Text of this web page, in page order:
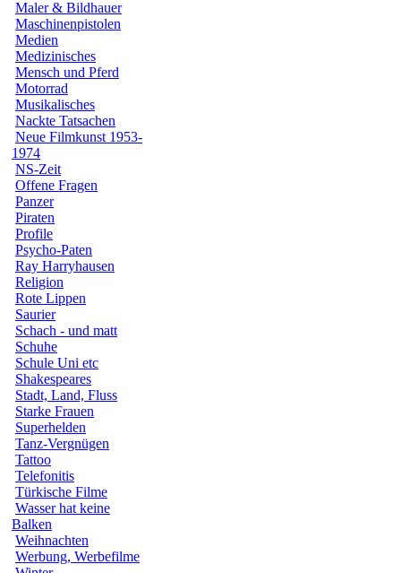
Maler & Bildhauer
Maschinenpistolen
Medien
Medizinisches
Mensch und Pferd
Motorrad
Musikalisches
Nackte Tatsachen
Neue Filmkunst 1953-
1974
NS-Zeit
Offene Fragen
Panzer
Piraten
Profile
Psycho-Paten
Ray Harryhausen
Religion
Rote Lippen
Saurier
Schach - und matt
Schuhe
Schule Uni etc
Shakespeares
Stadt, Land, Fluss
Starke Frauen
Superhelden
Tanz-Vergnügen
Tattoo
Telefonitis
Türkische Filme
Wasser hat keine
Balken
Weihnachten
Werbung, Werbefilme